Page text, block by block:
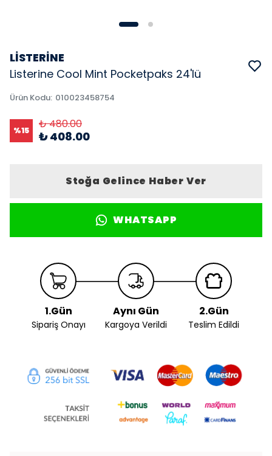
LİSTERİNE
Listerine Cool Mint Pocketpaks 24'lü
Ürün Kodu: 010023458754
%15 ₺ 480.00
₺ 408.00
Stoğa Gelince Haber Ver
WHATSAPP
1.Gün
Sipariş Onayı
Aynı Gün
Kargoya Verildi
2.Gün
Teslim Edildi